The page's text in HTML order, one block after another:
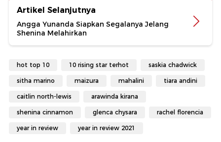
Artikel Selanjutnya
Angga Yunanda Siapkan Segalanya Jelang
Shenina Melahirkan
hot top 10 10 rising star terhot saskia chadwick
sitha marino maizura mahalini tiara andini
caitlin north-lewis arawinda kirana
shenina cinnamon glenca chysara rachel florencia
year in review year in review 2021